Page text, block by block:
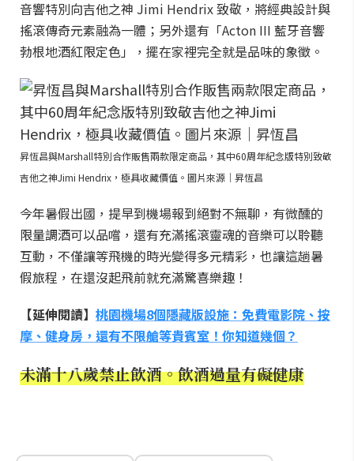
音響特別向吉他之神 Jimi Hendrix 致敬，將經典設計與
搖滾傳奇元素融為一體；另外還有「Acton III 藍牙音響
勃根地酒紅限定色」，擺在家裡完全就是品味的象徵。
昇恆昌與Marshall特別合作販售兩款限定商品，其中60周年紀念版特別致敬
吉他之神Jimi Hendrix，極具收藏價值。圖片來源｜昇恆昌
今年暑假出國，提早到機場報到絕對不無聊，有微醺的
限量調酒可以品嚐，還有充滿搖滾靈魂的音樂可以聆聽
互動，不僅讓等飛機的時光變得多元精彩，也讓這趟暑
假旅程，在還沒起飛前就充滿驚喜樂趣！
【延伸閱讀】 桃園機場8個隱藏版設施：免費電影院、按
摩、健身房，還有不限艙等貴賓室！你知道幾個？
未滿十八歲禁止飲酒。飲酒過量有礙健康